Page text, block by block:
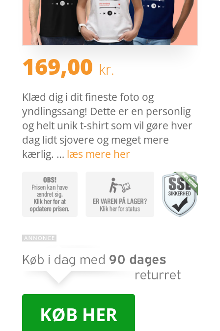
169,00 kr.
Klæd dig i dit fineste foto og
yndlingssang! Dette er en personlig
og helt unik t-shirt som vil gøre hver
dag lidt sjovere og meget mere
kærlig. … læs mere her
KØB HER